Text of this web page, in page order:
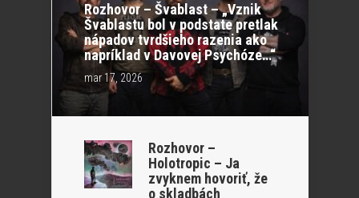
Rozhovor – Švablast – „Vznik
Švablastu bol v podstate pretlak
nápadov tvrdšieho razenia ako
napríklad v Davovej Psychóze…“
mar 17, 2026
Rozhovor –
Holotropic – Ja
zvyknem hovoriť, že
o skladbách